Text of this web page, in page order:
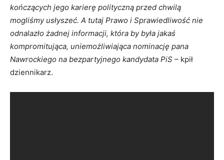
kończących jego karierę polityczną przed chwilą
mogliśmy usłyszeć. A tutaj Prawo i Sprawiedliwość nie
odnalazło żadnej informacji, która by była jakaś
kompromitująca, uniemożliwiająca nominację pana
Nawrockiego na bezpartyjnego kandydata PiS – kpił
dziennikarz.